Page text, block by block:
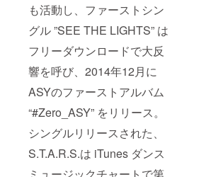
も活動し、ファーストシン
グル ”SEE THE LIGHTS” は
フリーダウンロードで大反
響を呼び、2014年12月に
ASYのファーストアルバム
“#Zero_ASY” をリリース。
シングルリリースされた、
S.T.A.R.S.は iTunes ダンス
ミュージックチャートで第